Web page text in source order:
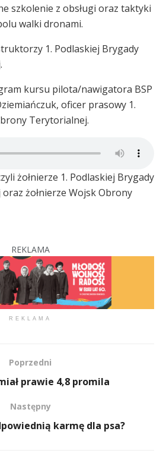
szkolenie z obsługi oraz taktyki
walki dronami.
1. Podlaskiej Brygady
kursu pilota/nawigatora BSP
oficer prasowy 1.
Terytorialnej.
żołnierze 1. Podlaskiej Brygady
żołnierze Wojsk Obrony
REKLAMA
REKLAMA
Poprzedni
prawie 4,8 promila
Następny
karmę dla psa?